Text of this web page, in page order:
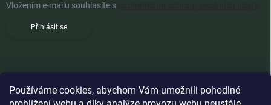
Používáme cookies, abychom Vám umožnili pohodlné
Vložením e-mailu souhlasíte s
Přihlásit se